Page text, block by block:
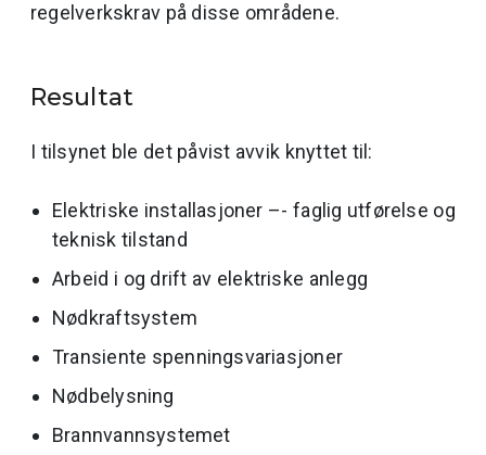
regelverkskrav på disse områdene.
Resultat
I tilsynet ble det påvist avvik knyttet til:
Elektriske installasjoner –- faglig utførelse og
teknisk tilstand
Arbeid i og drift av elektriske anlegg
Nødkraftsystem
Transiente spenningsvariasjoner
Nødbelysning
Brannvannsystemet